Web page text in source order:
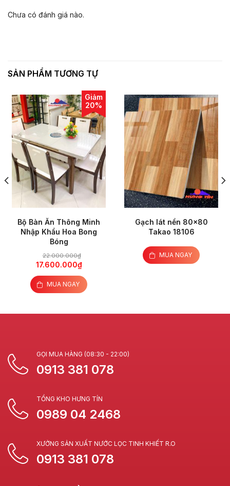
Chưa có đánh giá nào.
SẢN PHẨM TƯƠNG TỰ
Giảm
20%
Bộ Bàn Ăn Thông Minh
Nhập Khẩu Hoa Bong
Bóng
22.000.000₫
17.600.000₫
MUA NGAY
Gạch lát nền 80×80
Takao 18106
MUA NGAY
GỌI MUA HÀNG (08:30 - 22:00)
0913 381 078
TỔNG KHO HƯNG TÍN
0989 04 2468
XƯỞNG SẢN XUẤT NƯỚC LỌC TINH KHIẾT R.O
0913 381 078